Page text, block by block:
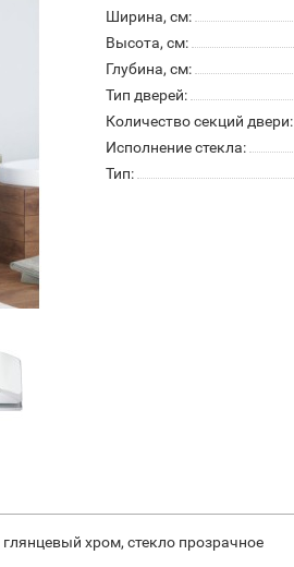
Ширина, см:
Высота, см:
Глубина, см:
Тип дверей:
Количество секций двери:
Исполнение стекла:
Тип:
хром, стекло прозрачное